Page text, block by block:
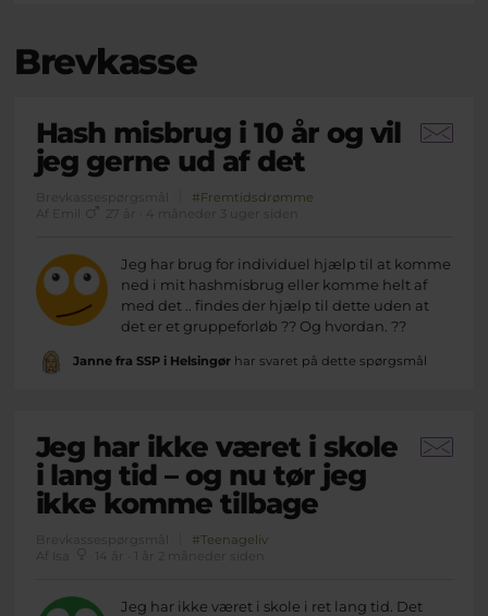
Brevkasse
Hash misbrug i 10 år og vil
jeg gerne ud af det
Brevkassespørgsmål
#Fremtidsdrømme
Af Emil
27 år · 4 måneder 3 uger siden
Jeg har brug for individuel hjælp til at komme
ned i mit hashmisbrug eller komme helt af
med det .. findes der hjælp til dette uden at
det er et gruppeforløb ?? Og hvordan. ??
Janne fra SSP i Helsingørhar svaret på dette spørgsmål
Jeg har ikke været i skole
i lang tid – og nu tør jeg
ikke komme tilbage
Brevkassespørgsmål
#Teenageliv
Af Isa
14 år · 1 år 2 måneder siden
Jeg har ikke været i skole i ret lang tid. Det